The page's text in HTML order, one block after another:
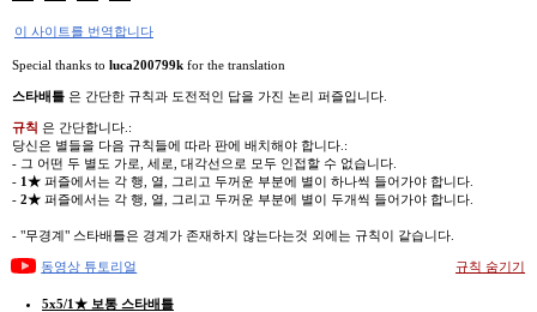
이 사이트를 번역합니다
Special thanks to luca200799k for the translation
스타배틀 은 간단한 규칙과 도전적인 답을 가진 논리 퍼즐입니다.
규칙 은 간단합니다.:
당신은 별들을 다음 규칙들에 따라 판에 배치해야 합니다.:
- 그 어떤 두 별도 가로, 세로, 대각선으로 모두 인접할 수 없습니다.
- 1★ 퍼즐에서는 각 행, 열, 그리고 두꺼운 부분에 별이 하나씩 들어가야 합니다.
- 2★ 퍼즐에서는 각 행, 열, 그리고 두꺼운 부분에 별이 두개씩 들어가야 합니다.
- "무경계" 스타배틀은 경계가 존재하지 않는다는것 외에는 규칙이 같습니다.
동영상 튜토리얼 규칙 숨기기
5x5/1★ 보통 스타배틀